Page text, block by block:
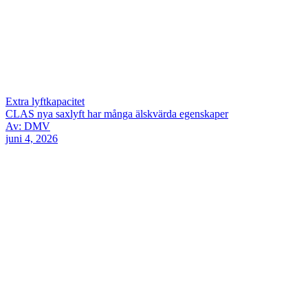
Extra lyftkapacitet
CLAS nya saxlyft har många älskvärda egenskaper
Av: DMV
juni 4, 2026